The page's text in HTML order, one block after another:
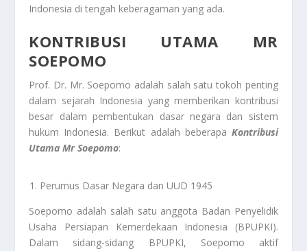
Indonesia di tengah keberagaman yang ada.
KONTRIBUSI UTAMA MR
SOEPOMO
Prof. Dr. Mr. Soepomo adalah salah satu tokoh penting
dalam sejarah Indonesia yang memberikan kontribusi
besar dalam pembentukan dasar negara dan sistem
hukum Indonesia. Berikut adalah beberapa Kontribusi
Utama Mr Soepomo:
Perumus Dasar Negara dan UUD 1945
Soepomo adalah salah satu anggota Badan Penyelidik
Usaha Persiapan Kemerdekaan Indonesia (BPUPKI).
Dalam sidang-sidang BPUPKI, Soepomo aktif